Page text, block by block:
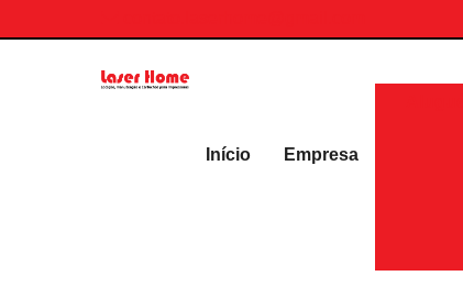
Início Empresa